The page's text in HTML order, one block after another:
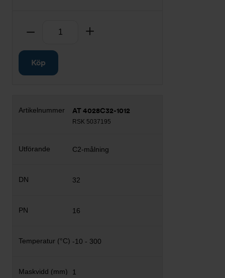
Ta bort
Köp
AT 4028C32-1012
RSK 5037195
C2-målning
32
16
-10 - 300
1